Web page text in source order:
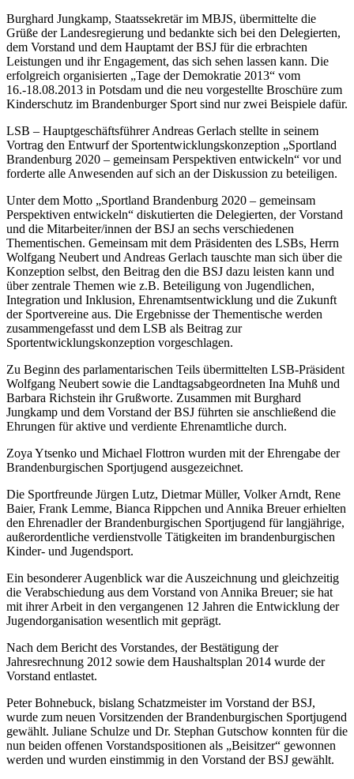
Burghard Jungkamp, Staatssekretär im MBJS, übermittelte die
Grüße der Landesregierung und bedankte sich bei den Delegierten,
dem Vorstand und dem Hauptamt der BSJ für die erbrachten
Leistungen und ihr Engagement, das sich sehen lassen kann. Die
erfolgreich organisierten „Tage der Demokratie 2013“ vom
16.-18.08.2013 in Potsdam und die neu vorgestellte Broschüre zum
Kinderschutz im Brandenburger Sport sind nur zwei Beispiele dafür.
LSB – Hauptgeschäftsführer Andreas Gerlach stellte in seinem
Vortrag den Entwurf der Sportentwicklungskonzeption „Sportland
Brandenburg 2020 – gemeinsam Perspektiven entwickeln“ vor und
forderte alle Anwesenden auf sich an der Diskussion zu beteiligen.
Unter dem Motto „Sportland Brandenburg 2020 – gemeinsam
Perspektiven entwickeln“ diskutierten die Delegierten, der Vorstand
und die Mitarbeiter/innen der BSJ an sechs verschiedenen
Thementischen. Gemeinsam mit dem Präsidenten des LSBs, Herrn
Wolfgang Neubert und Andreas Gerlach tauschte man sich über die
Konzeption selbst, den Beitrag den die BSJ dazu leisten kann und
über zentrale Themen wie z.B. Beteiligung von Jugendlichen,
Integration und Inklusion, Ehrenamtsentwicklung und die Zukunft
der Sportvereine aus. Die Ergebnisse der Thementische werden
zusammengefasst und dem LSB als Beitrag zur
Sportentwicklungskonzeption vorgeschlagen.
Zu Beginn des parlamentarischen Teils übermittelten LSB-Präsident
Wolfgang Neubert sowie die Landtagsabgeordneten Ina Muhß und
Barbara Richstein ihr Grußworte. Zusammen mit Burghard
Jungkamp und dem Vorstand der BSJ führten sie anschließend die
Ehrungen für aktive und verdiente Ehrenamtliche durch.
Zoya Ytsenko und Michael Flottron wurden mit der Ehrengabe der
Brandenburgischen Sportjugend ausgezeichnet.
Die Sportfreunde Jürgen Lutz, Dietmar Müller, Volker Arndt, Rene
Baier, Frank Lemme, Bianca Rippchen und Annika Breuer erhielten
den Ehrenadler der Brandenburgischen Sportjugend für langjährige,
außerordentliche verdienstvolle Tätigkeiten im brandenburgischen
Kinder- und Jugendsport.
Ein besonderer Augenblick war die Auszeichnung und gleichzeitig
die Verabschiedung aus dem Vorstand von Annika Breuer; sie hat
mit ihrer Arbeit in den vergangenen 12 Jahren die Entwicklung der
Jugendorganisation wesentlich mit geprägt.
Nach dem Bericht des Vorstandes, der Bestätigung der
Jahresrechnung 2012 sowie dem Haushaltsplan 2014 wurde der
Vorstand entlastet.
Peter Bohnebuck, bislang Schatzmeister im Vorstand der BSJ,
wurde zum neuen Vorsitzenden der Brandenburgischen Sportjugend
gewählt. Juliane Schulze und Dr. Stephan Gutschow konnten für die
nun beiden offenen Vorstandspositionen als „Beisitzer“ gewonnen
werden und wurden einstimmig in den Vorstand der BSJ gewählt.